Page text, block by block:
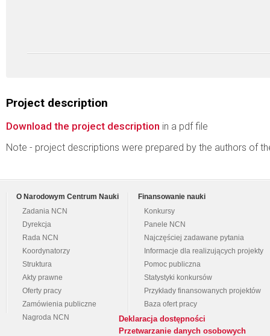
Project description
Download the project description in a pdf file
Note - project descriptions were prepared by the authors of
O Narodowym Centrum Nauki
Zadania NCN
Dyrekcja
Rada NCN
Koordynatorzy
Struktura
Akty prawne
Oferty pracy
Zamówienia publiczne
Nagroda NCN
Finansowanie nauki
Konkursy
Panele NCN
Najczęściej zadawane pytania
Informacje dla realizujących projekty
Pomoc publiczna
Statystyki konkursów
Przykłady finansowanych projektów
Baza ofert pracy
Deklaracja dostępności
Przetwarzanie danych osobowych